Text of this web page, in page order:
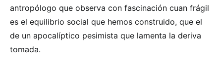
antropólogo que observa con fascinación cuan frágil
es el equilibrio social que hemos construido, que el
de un apocalíptico pesimista que lamenta la deriva
tomada.